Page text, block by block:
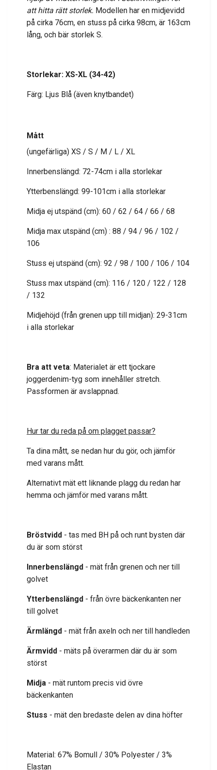
att hitta rätt storlek. Modellen har en midjevidd
på cirka 76cm, en stuss på cirka 98cm, är 163cm
lång, och bär storlek S.
Storlekar: XS-XL (34-42)
Färg: Ljus Blå (även knytbandet)
Mått
(ungefärliga) XS / S / M / L / XL
Innerbenslängd: 72-74cm i alla storlekar
Ytterbenslängd: 99-101cm i alla storlekar
Midja ej utspänd (cm): 60 / 62 / 64 / 66 / 68
Midja max utspänd (cm) : 88 / 94 / 96 / 102 /
106
Stuss ej utspänd (cm): 92 / 98 / 100 / 106 / 104
Stuss max utspänd (cm): 116 / 120 / 122 / 128
/ 132
Midjehöjd (från grenen upp till midjan): 29-31cm
i alla storlekar
Bra att veta: Materialet är ett tjockare
joggerdenim-tyg som innehåller stretch.
Passformen är avslappnad.
Hur tar du reda på om plagget passar?
Ta dina mått, se nedan hur du gör, och jämför
med varans mått.
Alternativt mät ett liknande plagg du redan har
hemma och jämför med varans mått.
Bröstvidd - tas med BH på och runt bysten där
du är som störst
Innerbenslängd - mät från grenen och ner till
golvet
Ytterbenslängd - från övre bäckenkanten ner
till golvet
Ärmlängd - mät från axeln och ner till handleden
Ärmvidd - mäts på överarmen där du är som
störst
Midja - mät runtom precis vid övre
bäckenkanten
Stuss - mät den bredaste delen av dina höfter
Material: 67% Bomull / 30% Polyester / 3%
Elastan